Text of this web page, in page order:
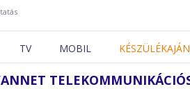
TV MOBIL